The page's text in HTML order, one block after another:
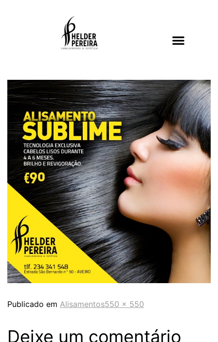
Publicado em Alisamentos550 × 550
Deixe um comentário